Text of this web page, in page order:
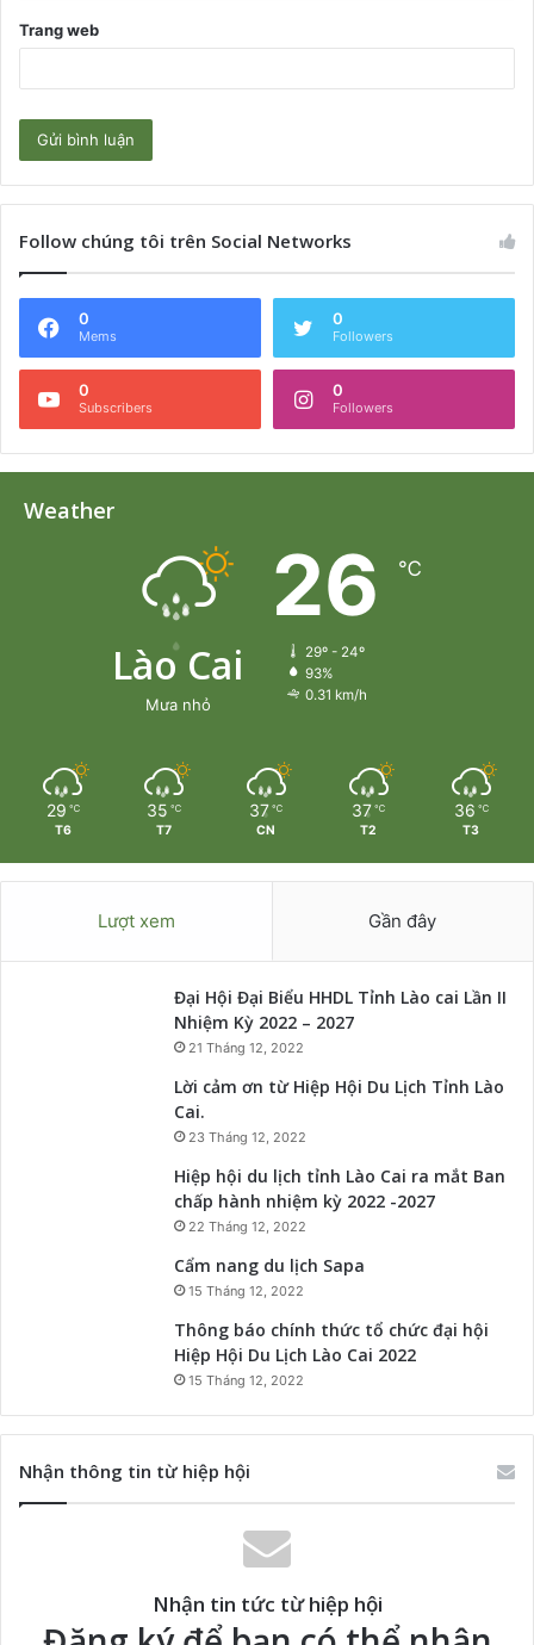
Trang web
Follow chúng tôi trên Social Networks
0
Mems
0
Followers
0
Subscribers
0
Followers
Weather
Lào Cai
Mưa nhỏ
26 ℃
29º - 24º
93%
0.31 km/h
29 ℃
T6
35 ℃
T7
37 ℃
CN
37 ℃
T2
36 ℃
T3
Lượt xem Gần đây
Đại Hội Đại Biểu HHDL Tỉnh Lào cai Lần II
Nhiệm Kỳ 2022 – 2027
21 Tháng 12, 2022
Lời cảm ơn từ Hiệp Hội Du Lịch Tỉnh Lào
Cai.
23 Tháng 12, 2022
Hiệp hội du lịch tỉnh Lào Cai ra mắt Ban
chấp hành nhiệm kỳ 2022 -2027
22 Tháng 12, 2022
Cẩm nang du lịch Sapa
15 Tháng 12, 2022
Thông báo chính thức tổ chức đại hội
Hiệp Hội Du Lịch Lào Cai 2022
15 Tháng 12, 2022
Nhận thông tin từ hiệp hội
Nhận tin tức từ hiệp hội